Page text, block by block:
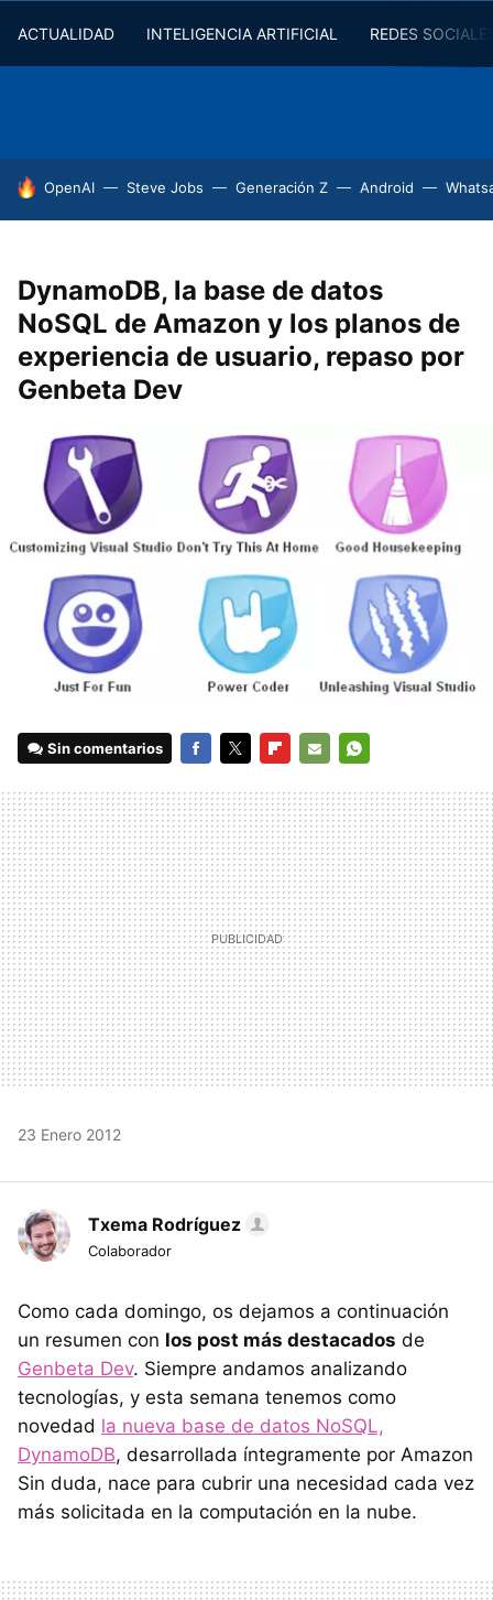
ACTUALIDAD INTELIGENCIA ARTIFICIAL REDES
HOY SE HABLA DE
OpenAI Steve Jobs Generación Z Android
DynamoDB, la base de datos
NoSQL de Amazon y los planos de
experiencia de usuario, repaso por
Genbeta Dev
Sin comentarios
MAIL
23 Enero 2012
Txema Rodríguez
Colaborador
Como cada domingo, os dejamos a continuación
un resumen con los post más destacados de
Genbeta Dev. Siempre andamos analizando
tecnologías, y esta semana tenemos como
novedad la nueva base de datos NoSQL,
DynamoDB, desarrollada íntegramente por Amazon
Sin duda, nace para cubrir una necesidad cada vez
más solicitada en la computación en la nube.